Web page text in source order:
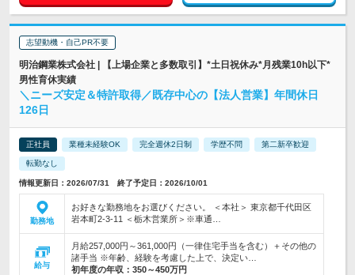
志望動機・自己PR不要
明治鋼業株式会社 | 【上場企業と多数取引】*土日祝休み*月残業10h以下*
男性育休実績
＼ニーズ安定＆特許取得／既存中心の【法人営業】年間休日
126日
正社員 業種未経験OK 完全週休2日制 学歴不問 第二新卒歓迎
転勤なし
情報更新日：2026/07/31 終了予定日：2026/10/01
勤務地
お好きな勤務地をお選びください。 ＜本社＞ 東京都千代田区
岩本町2-3-11 ＜栃木営業所＞※車通…
給与
月給257,000円～361,000円（一律住宅手当を含む）＋その他の
諸手当 ※年齢、経験を考慮した上で、決定い…
初年度の年収： 350～450万円